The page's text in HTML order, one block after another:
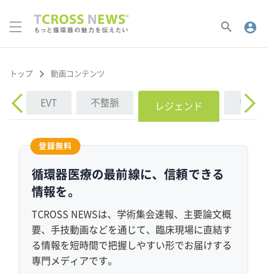
search account_circle
トップ keyboard_arrow_right 動画コンテンツ
EVT 不整脈 レジェンド リス
登録無料
循環器医療の最前線に、信頼できる
情報を。
TCROSS NEWSは、学術集会速報、主要論文概
要、手技動画などを通じて、臨床現場に直結す
る情報を短時間で把握しやすい形でお届けする
専門メディアです。